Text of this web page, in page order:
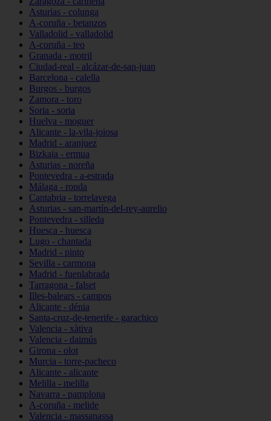
Asturias - colunga
A-coruña - betanzos
Valladolid - valladolid
A-coruña - teo
Granada - motril
Ciudad-real - alcázar-de-san-juan
Barcelona - calella
Burgos - burgos
Zamora - toro
Soria - soria
Huelva - moguer
Alicante - la-vila-joiosa
Madrid - aranjuez
Bizkaia - ermua
Asturias - noreña
Pontevedra - a-estrada
Málaga - ronda
Cantabria - torrelavega
Asturias - san-martín-del-rey-aurelio
Pontevedra - silleda
Huesca - huesca
Lugo - chantada
Madrid - pinto
Sevilla - carmona
Madrid - fuenlabrada
Tarragona - falset
Illes-balears - campos
Alicante - dénia
Santa-cruz-de-tenerife - garachico
Valencia - xàtiva
Valencia - daimús
Girona - olot
Murcia - torre-pacheco
Alicante - alicante
Melilla - melilla
Navarra - pamplona
A-coruña - melide
Valencia - massanassa